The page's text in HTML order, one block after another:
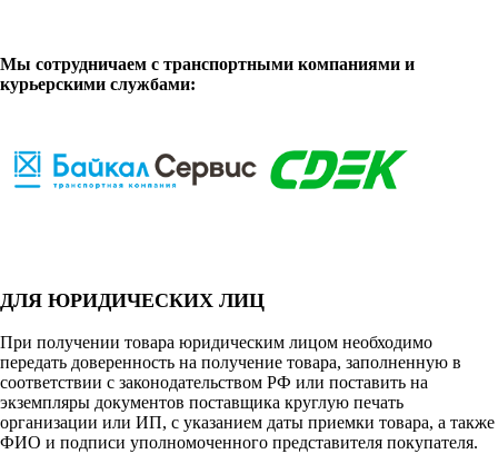
Мы сотрудничаем с транспортными компаниями и
курьерскими службами:
ДЛЯ ЮРИДИЧЕСКИХ ЛИЦ
При получении товара юридическим лицом необходимо
передать доверенность на получение товара, заполненную в
соответствии с законодательством РФ или поставить на
экземпляры документов поставщика круглую печать
организации или ИП, с указанием даты приемки товара, а также
ФИО и подписи уполномоченного представителя покупателя.